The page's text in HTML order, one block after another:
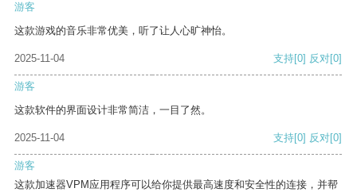
游客
这款游戏的音乐非常优美，听了让人心旷神怡。
2025-11-04 支持[0] 反对[0]
游客
这款软件的界面设计非常简洁，一目了然。
2025-11-04 支持[0] 反对[0]
游客
这款加速器VPM应用程序可以给你提供最高速度和安全性的连接，并帮